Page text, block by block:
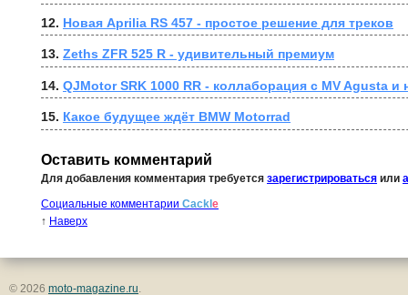
12. Новая Aprilia RS 457 - простое решение для треков
13. Zeths ZFR 525 R - удивительный премиум
14. QJMotor SRK 1000 RR - коллаборация с MV Agusta и
15. Какое будущее ждёт BMW Motorrad
Оставить комментарий
Для добавления комментария требуется зарегистрироваться или
Социальные комментарии Cackl e
↑ Наверх
© 2026 moto-magazine.ru.